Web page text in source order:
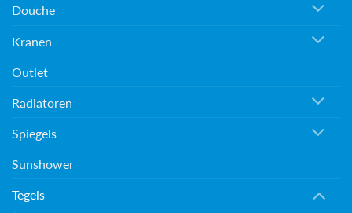
Douche
Kranen
Outlet
Radiatoren
Spiegels
Sunshower
Tegels